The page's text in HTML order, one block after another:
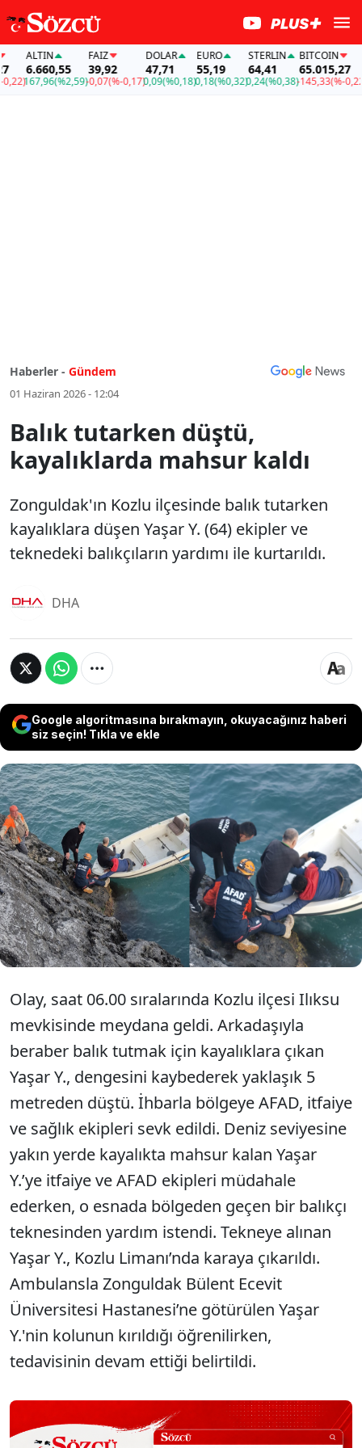
ALTIN
6.660,55
167,96(%2,59)
FAİZ
39,92
-0,07(%-0,17)
DOLAR
47,71
0,09(%0,18)
EURO
55,19
0,18(%0,32)
STERLIN
64,41
0,24(%0,38)
BITCOIN
65.015,27
-145,33(%-0,22)
Haberler - Gündem
01 Haziran 2026 - 12:04
Balık tutarken düştü,
kayalıklarda mahsur kaldı
Zonguldak'ın Kozlu ilçesinde balık tutarken
kayalıklara düşen Yaşar Y. (64) ekipler ve
teknedeki balıkçıların yardımı ile kurtarıldı.
DHA
Google algoritmasına bırakmayın, okuyacağınız haberi
siz seçin! Tıkla ve ekle
Zonguldak'ın Kozlu ilçesinde balık
tutarken kayalıklara düşen Yaşar Y. (64)
ekipler ve teknedeki balıkçıların yardımı
ile kurtarıldı.
Olay, saat 06.00 sıralarında Kozlu ilçesi Ilıksu
mevkisinde meydana geldi. Arkadaşıyla
beraber balık tutmak için kayalıklara çıkan
Yaşar Y., dengesini kaybederek yaklaşık 5
metreden düştü. İhbarla bölgeye AFAD, itfaiye
ve sağlık ekipleri sevk edildi. Deniz seviyesine
yakın yerde kayalıkta mahsur kalan Yaşar
Y.’ye itfaiye ve AFAD ekipleri müdahale
ederken, o esnada bölgeden geçen bir balıkçı
teknesinden yardım istendi. Tekneye alınan
Yaşar Y., Kozlu Limanı’nda karaya çıkarıldı.
Ambulansla Zonguldak Bülent Ecevit
Üniversitesi Hastanesi’ne götürülen Yaşar
Y.'nin kolunun kırıldığı öğrenilirken,
tedavisinin devam ettiği belirtildi.